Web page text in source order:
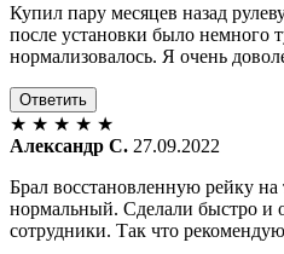
Купил пару месяцев назад
после установки было немного
нормализовалось. Я очень
Ответить
★ ★ ★ ★ ★
Александр С. 27.09.2022
Брал восстановленную рейку на
нормальный. Сделали быстро и
сотрудники. Так что